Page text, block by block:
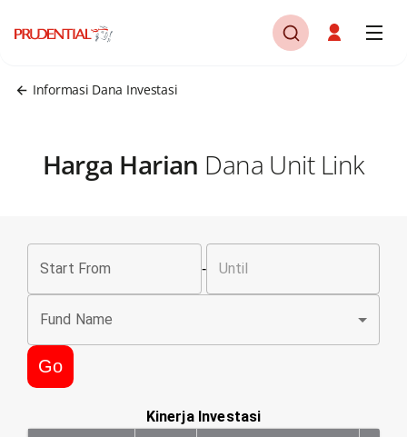
Informasi Dana Investasi
Harga Harian Dana Unit Link